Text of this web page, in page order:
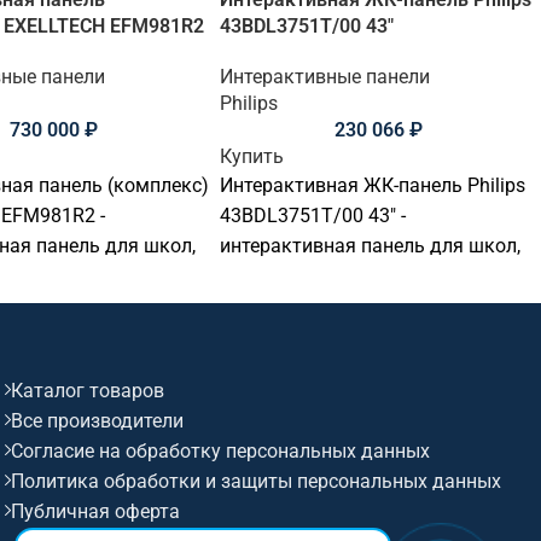
EFM981R2
панели
730 000₽
панель (комплекс)
-
панель для школ,
комнат и учебных
3840x2160@60Гц
40 касаний,
ос / совместимость:
43BDL3751T/00 43"
Интерактивные панели
Philips
230 066₽
Купить
Интерактивная ЖК-панель Philips
43BDL3751T/00 43" -
интерактивная панель для школ,
переговорных комнат и учебных
яркость: 450, ос / совместимость:
Android.
Каталог товаров
Все производители
Согласие на обработку персональных данных
Политика обработки и защиты персональных данных
Публичная оферта